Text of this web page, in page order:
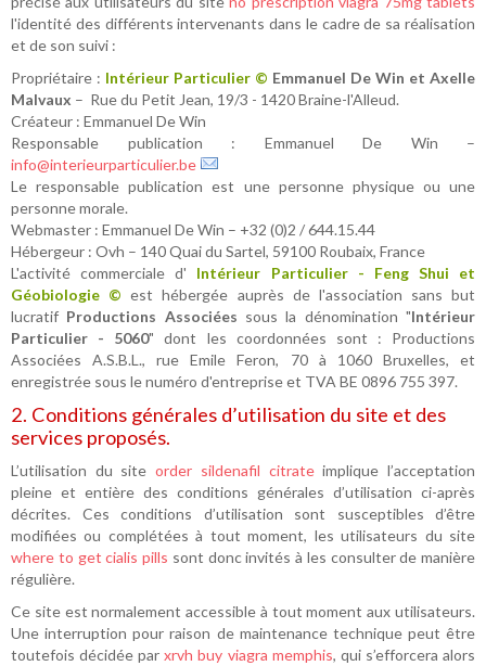
l'identité des différents intervenants dans le cadre de sa réalisation
et de son suivi :
Propriétaire : Intérieur Particulier © Emmanuel De Win et Axelle
Malvaux – Rue du Petit Jean, 19/3 - 1420 Braine-l'Alleud.
Créateur : Emmanuel De Win
Responsable publication : Emmanuel De Win –
info@interieurparticulier.be
Le responsable publication est une personne physique ou une
personne morale.
Webmaster : Emmanuel De Win – +32 (0)2 / 644.15.44
Hébergeur : Ovh – 140 Quai du Sartel, 59100 Roubaix, France
L'activité commerciale d' Intérieur Particulier - Feng Shui et
Géobiologie © est hébergée auprès de l'association sans but
lucratif Productions Associées sous la dénomination "Intérieur
Particulier - 5060" dont les coordonnées sont : Productions
Associées A.S.B.L., rue Emile Feron, 70 à 1060 Bruxelles, et
enregistrée sous le numéro d'entreprise et TVA BE 0896 755 397.
2. Conditions générales d’utilisation du site et des
services proposés.
L’utilisation du siteorder sildenafil citrateimplique l’acceptation
pleine et entière des conditions générales d’utilisation ci-après
décrites. Ces conditions d’utilisation sont susceptibles d’être
modifiées ou complétées à tout moment, les utilisateurs du site
where to get cialis pills sont donc invités à les consulter de manière
régulière.
Ce site est normalement accessible à tout moment aux utilisateurs.
Une interruption pour raison de maintenance technique peut être
toutefois décidée parxrvh buy viagra memphis, qui s’efforcera alors